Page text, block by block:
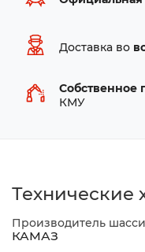
Доставка во
Собственное
КМУ
Технические
Производитель шасси
КАМАЗ